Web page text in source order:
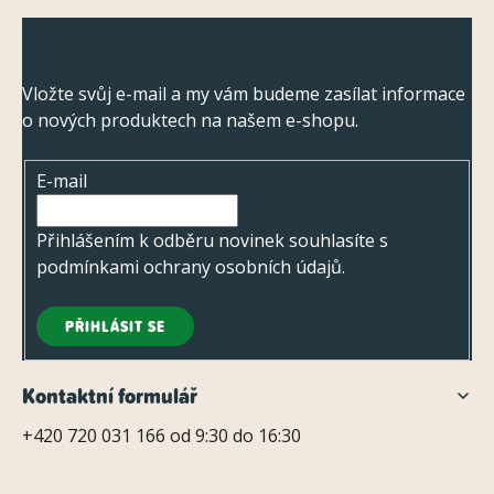
v
p
i
s
Vložte svůj e-mail a my vám budeme zasílat informace
o nových produktech na našem e-shopu.
E-mail
Přihlášením k odběru novinek souhlasíte s
podmínkami ochrany osobních údajů.
PŘIHLÁSIT SE
Kontaktní formulář
+420 720 031 166 od 9:30 do 16:30